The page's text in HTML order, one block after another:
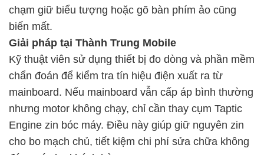
chạm giữ biểu tượng hoặc gõ bàn phím ảo cũng
biến mất.
Giải pháp tại Thành Trung Mobile
Kỹ thuật viên sử dụng thiết bị đo dòng và phần mềm
chẩn đoán để kiểm tra tín hiệu điện xuất ra từ
mainboard. Nếu mainboard vẫn cấp áp bình thường
nhưng motor không chạy, chỉ cần thay cụm Taptic
Engine zin bóc máy. Điều này giúp giữ nguyên zin
cho bo mạch chủ, tiết kiệm chi phí sửa chữa không